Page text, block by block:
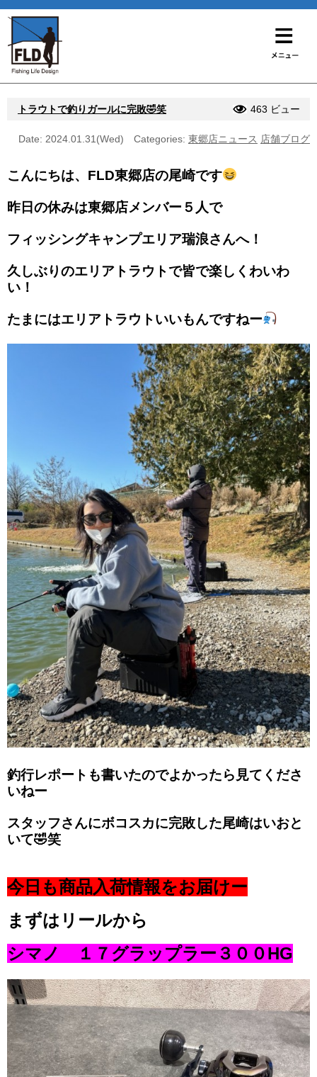
トラウトで釣りガールに完敗🤣笑 463 ビュー
Date: 2024.01.31(Wed) Categories: 東郷店ニュース 店舗ブログ
こんにちは、FLD東郷店の尾崎です
昨日の休みは東郷店メンバー５人で
フィッシングキャンプエリア瑞浪さんへ！
久しぶりのエリアトラウトで皆で楽しくわいわ
い！
たまにはエリアトラウトいいもんですねー
釣行レポートも書いたのでよかったら見てくださ
いねー
スタッフさんにボコスカに完敗した尾崎はいおと
いて🤣笑
今日も商品入荷情報をお届けー
まずはリールから
シマノ １７グラップラー３００HG